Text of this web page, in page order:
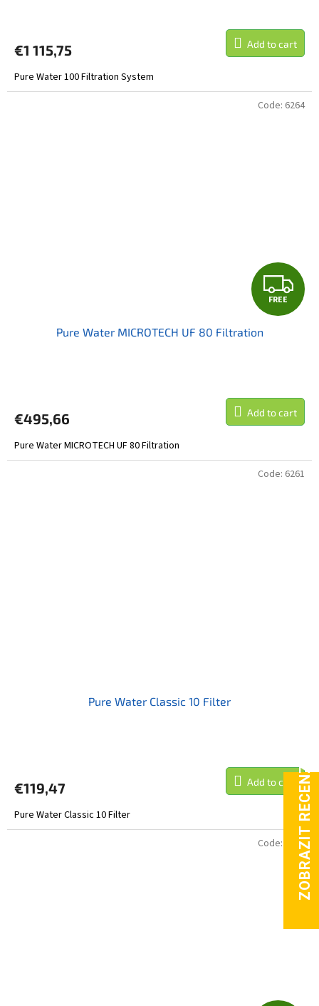
€1 115,75 Add to cart
Pure Water 100 Filtration System
F
R
FREE
Pure Water MICROTECH UF 80 Filtration
€495,66 Add to cart
Pure Water MICROTECH UF 80 Filtration
Code: 6264
Pure Water Classic 10 Filter
€119,47 Add to cart
Pure Water Classic 10 Filter
Code: 6261
Code: 6258